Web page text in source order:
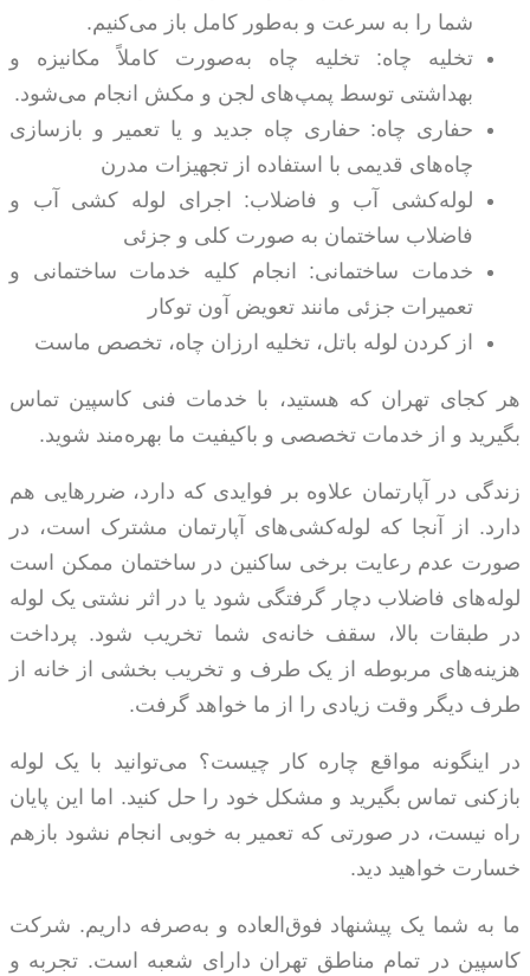
شما را به سرعت و به‌طور کامل باز می‌کنیم.
تخلیه چاه: تخلیه چاه به‌صورت کاملاً مکانیزه و
بهداشتی توسط پمپ‌های لجن و مکش انجام می‌شود.
حفاری چاه: حفاری چاه جدید و یا تعمیر و بازسازی
چاه‌های قدیمی با استفاده از تجهیزات مدرن
لوله‌کشی آب و فاضلاب: اجرای لوله کشی آب و
فاضلاب ساختمان به صورت کلی و جزئی
خدمات ساختمانی: انجام کلیه خدمات ساختمانی و
تعمیرات جزئی مانند تعویض آون توکار
از کردن لوله باتل، تخلیه ارزان چاه، تخصص ماست
هر کجای تهران که هستید، با خدمات فنی کاسپین تماس
بگیرید و از خدمات تخصصی و باکیفیت ما بهره‌مند شوید.
زندگی در آپارتمان علاوه بر فوایدی که دارد، ضررهایی هم
دارد. از آنجا که لوله­‌کشی‌های آپارتمان مشترک است، در
صورت عدم رعایت برخی ساکنین در ساختمان ممکن است
لوله­‌های فاضلاب دچار گرفتگی شود یا در اثر نشتی یک لوله
در طبقات بالا، سقف خانه‌­ی شما تخریب شود. پرداخت
هزینه‌های مربوطه از یک طرف و تخریب بخشی از خانه از
طرف دیگر وقت زیادی را از ما خواهد گرفت.
در اینگونه مواقع چاره کار چیست؟ می‌­توانید با یک لوله
بازکنی تماس بگیرید و مشکل خود را حل کنید. اما این پایان
راه نیست، در صورتی که تعمیر به خوبی انجام نشود بازهم
خسارت خواهید دید.
ما به شما یک پیشنهاد فوق­‌العاده و به­‌صرفه داریم. شرکت
کاسپین در تمام مناطق تهران دارای شعبه است. تجربه و